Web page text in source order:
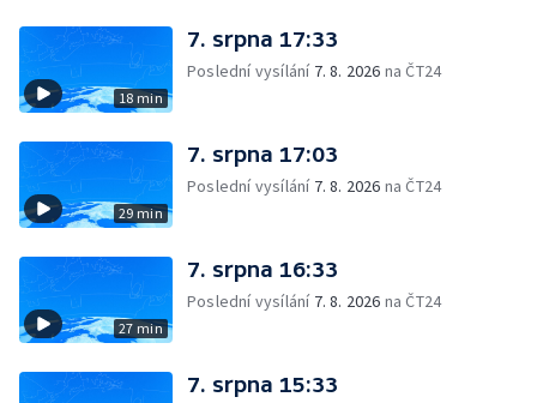
18 min
7. srpna 17:33
Poslední vysílání 7. 8. 2026 na ČT24
29 min
7. srpna 17:03
Poslední vysílání 7. 8. 2026 na ČT24
27 min
7. srpna 16:33
Poslední vysílání 7. 8. 2026 na ČT24
7. srpna 15:33